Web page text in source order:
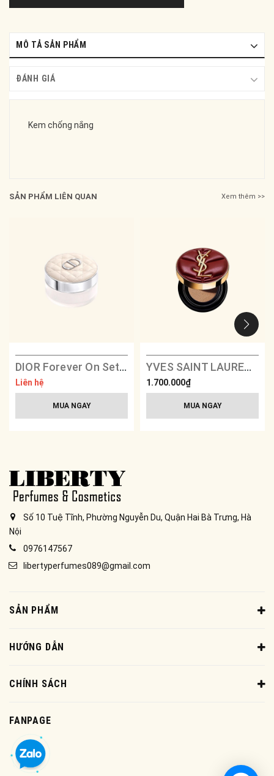
MÔ TẢ SẢN PHẨM
ĐÁNH GIÁ
Kem chống nắng
SẢN PHẨM LIÊN QUAN Xem thêm >>
DIOR Forever On Set Powder
Liên hệ
MUA NGAY
YVES SAINT LAURENT Le Cushion Encre De Peau Couture Collection 2025
1.700.000₫
MUA NGAY
Số 10 Tuệ Tĩnh, Phường Nguyễn Du, Quận Hai Bà Trưng, Hà
Nội
0976147567
libertyperfumes089@gmail.com
SẢN PHẨM
HƯỚNG DẪN
CHÍNH SÁCH
FANPAGE